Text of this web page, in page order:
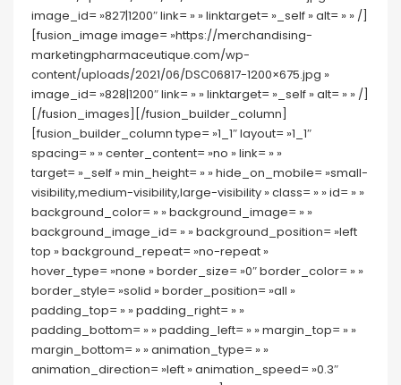
image_id= »827|1200″ link= » » linktarget= »_self » alt= » » /]
[fusion_image image= »https://merchandising-
marketingpharmaceutique.com/wp-
content/uploads/2021/06/DSC06817-1200×675.jpg »
image_id= »828|1200″ link= » » linktarget= »_self » alt= » » /]
[/fusion_images][/fusion_builder_column]
[fusion_builder_column type= »1_1″ layout= »1_1″
spacing= » » center_content= »no » link= » »
target= »_self » min_height= » » hide_on_mobile= »small-
visibility,medium-visibility,large-visibility » class= » » id= » »
background_color= » » background_image= » »
background_image_id= » » background_position= »left
top » background_repeat= »no-repeat »
hover_type= »none » border_size= »0″ border_color= » »
border_style= »solid » border_position= »all »
padding_top= » » padding_right= » »
padding_bottom= » » padding_left= » » margin_top= » »
margin_bottom= » » animation_type= » »
animation_direction= »left » animation_speed= »0.3″